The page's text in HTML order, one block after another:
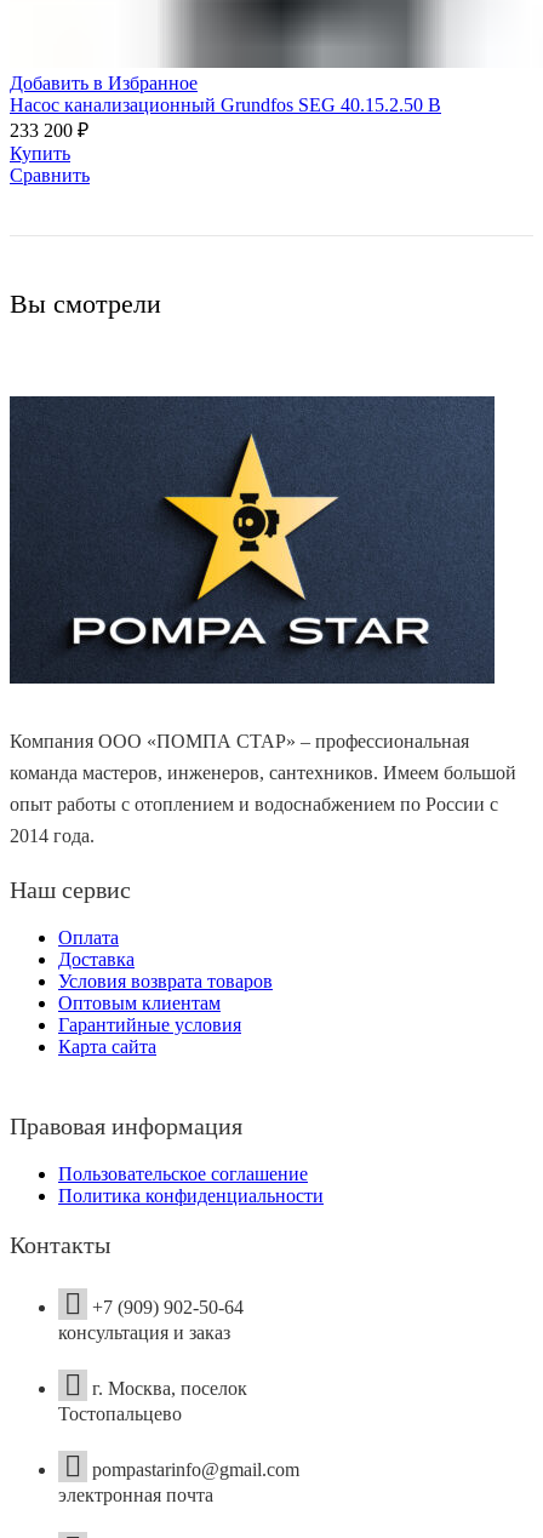
Добавить в Избранное
Насос канализационный Grundfos SEG 40.15.2.50 B
233 200 ₽
Купить
Сравнить
Вы смотрели
Компания ООО «ПОМПА СТАР» – профессиональная
команда мастеров, инженеров, сантехников. Имеем большой
опыт работы с отоплением и водоснабжением по России с
2014 года.
Наш сервис
Оплата
Доставка
Условия возврата товаров
Оптовым клиентам
Гарантийные условия
Карта сайта
Правовая информация
Пользовательское соглашение
Политика конфиденциальности
Контакты
+7 (909) 902-50-64
консультация и заказ
г. Москва, поселок
Тостопальцево
pompastarinfo@gmail.com
электронная почта